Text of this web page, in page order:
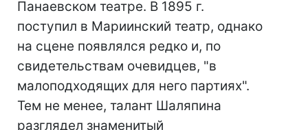
Панаевском театре. В 1895 г.
поступил в Мариинский театр, однако
на сцене появлялся редко и, по
свидетельствам очевидцев, "в
малоподходящих для него партиях".
Тем не менее, талант Шаляпина
разглядел знаменитый